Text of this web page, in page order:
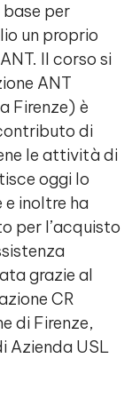
per
un proprio
Il corso si
ANT
Firenze) è
di
le attività di
oggi lo
e inoltre ha
per l’acquisto
grazie al
CR
di Firenze,
Azienda USL